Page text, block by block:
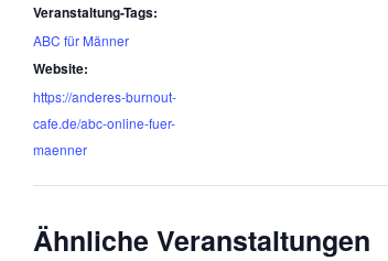
Veranstaltung-Tags:
ABC für Männer
Website:
https://anderes-burnout-
cafe.de/abc-online-fuer-
maenner
Ähnliche Veranstaltungen